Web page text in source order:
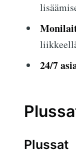
24/7
Plussat